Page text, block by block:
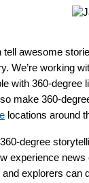
awesome
We’re working
with 360-degree
make 360-
locations around
degree
experience
explorers can